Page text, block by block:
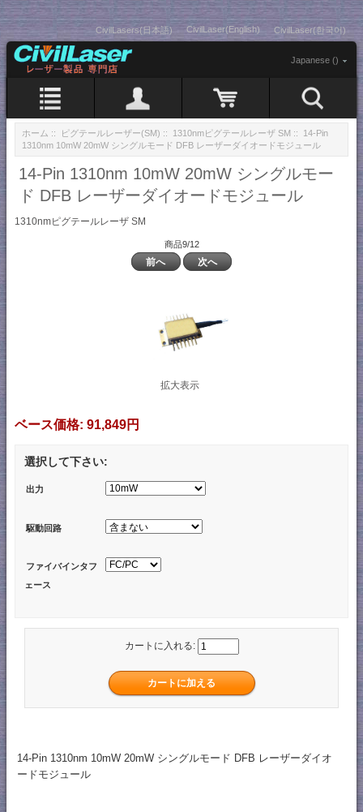
CivilLasers(日本語) CivilLaser(English) CivilLaser(한국어)
Japanese ()
ホーム :: ピグテールレーザー(SM) :: 1310nmピグテールレーザ SM :: 14-Pin
1310nm 10mW 20mW シングルモード DFB レーザーダイオードモジュール
14-Pin 1310nm 10mW 20mW シングルモー
ド DFB レーザーダイオードモジュール
1310nmピグテールレーザ SM
商品9/12
前へ 次へ
拡大表示
ベース価格: 91,849円
選択して下さい:
出力
駆動回路
ファイバインタフ
ェース
カートに入れる:
14-Pin 1310nm 10mW 20mW シングルモード DFB レーザーダイオ
ードモジュール